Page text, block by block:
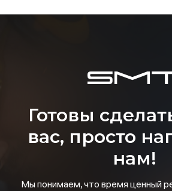
Готовы
вас, просто
нам!
Мы понимаем, что время ценный